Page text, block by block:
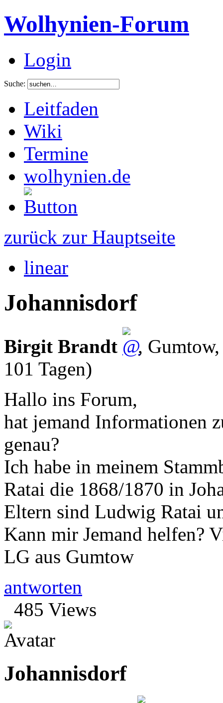
Wolhynien-Forum
Login
Suche:
Leitfaden
Wiki
Termine
wolhynien.de
zurück zur Hauptseite
linear
Johannisdorf
Birgit Brandt , Gumtow
101 Tagen)
Hallo ins Forum,
hat jemand Informationen
genau?
Ich habe in meinem
Ratai die 1868/1870 in
Eltern sind Ludwig Ratai
Kann mir Jemand helfen?
LG aus Gumtow
antworten
485 Views
Johannisdorf